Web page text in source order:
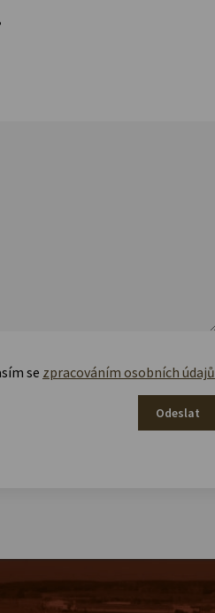
se zpracováním osobních údajů
Odeslat